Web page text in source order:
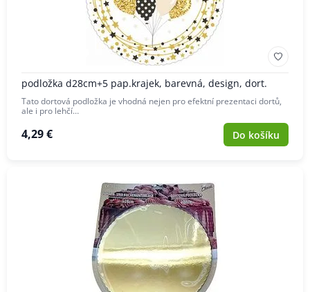
podložka d28cm+5 pap.krajek, barevná, design, dort.
Tato dortová podložka je vhodná nejen pro efektní prezentaci dortů,
ale i pro lehčí…
4,29 € Do košíku